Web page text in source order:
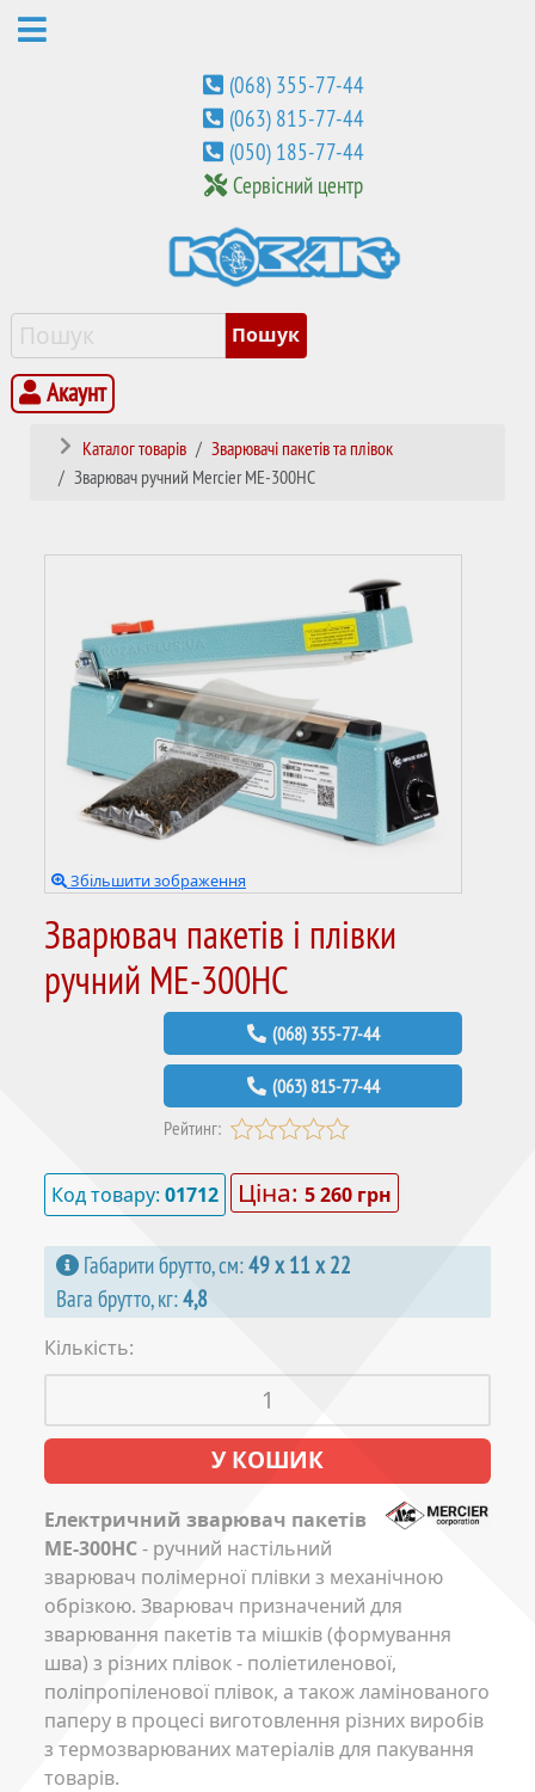
(068) 355-77-44
(063) 815-77-44
(050) 185-77-44
Сервісний центр
Акаунт
Каталог товарів
Зварювачі пакетів та плівок
Зварювач ручний Mercier ME-300НC
Збільшити зображення
Зварювач пакетів і плівки
ручний ME-300НC
(068) 355-77-44
(063) 815-77-44
Рейтинг:
Код товару: 01712 Ціна: 5 260 грн
Габарити брутто, см:49 х 11 х 22
Вага брутто, кг:4,8
Кількість:
Електричний зварювач пакетів
ME-300НC- ручний настільний
зварювач полімерної плівки з механічною
обрізкою. Зварювач призначений для
зварювання пакетів та мішків (формування
шва) з різних плівок - поліетиленової,
поліпропіленової плівок, а також ламінованого
паперу в процесі виготовлення різних виробів
з термозварюваних матеріалів для пакування
товарів.